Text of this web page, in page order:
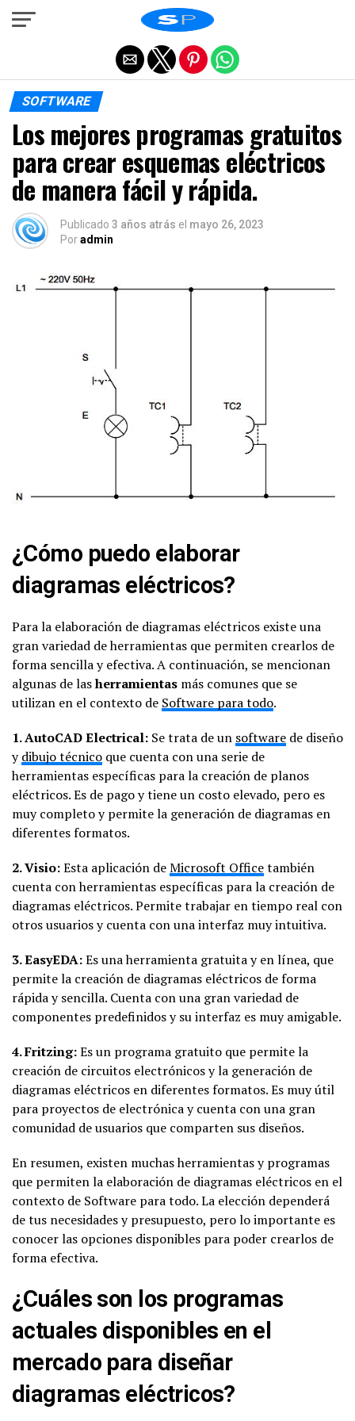
SOFTWARE
Los mejores programas gratuitos
para crear esquemas eléctricos
de manera fácil y rápida.
Publicado 3 años atrás el mayo 26, 2023
Poradmin
¿Cómo puedo elaborar
diagramas eléctricos?
Para la elaboración de diagramas eléctricos existe una
gran variedad de herramientas que permiten crearlos de
forma sencilla y efectiva. A continuación, se mencionan
algunas de lasherramientas más comunes que se
utilizan en el contexto de Software para todo.
1. AutoCAD Electrical: Se trata de un software de diseño
ydibujo técnico que cuenta con una serie de
herramientas específicas para la creación de planos
eléctricos. Es de pago y tiene un costo elevado, pero es
muy completo y permite la generación de diagramas en
diferentes formatos.
2. Visio:Esta aplicación deMicrosoft Officetambién
cuenta con herramientas específicas para la creación de
diagramas eléctricos. Permite trabajar en tiempo real con
otros usuarios y cuenta con una interfaz muy intuitiva.
3. EasyEDA:Es una herramienta gratuita y en línea, que
permite la creación de diagramas eléctricos de forma
rápida y sencilla. Cuenta con una gran variedad de
componentes predefinidos y su interfaz es muy amigable.
4. Fritzing:Es un programa gratuito que permite la
creación de circuitos electrónicos y la generación de
diagramas eléctricos en diferentes formatos. Es muy útil
para proyectos de electrónica y cuenta con una gran
comunidad de usuarios que comparten sus diseños.
En resumen, existen muchas herramientas y programas
que permiten la elaboración de diagramas eléctricos en el
contexto de Software para todo. La elección dependerá
de tus necesidades y presupuesto, pero lo importante es
conocer las opciones disponibles para poder crearlos de
forma efectiva.
¿Cuáles son los programas
actuales disponibles en el
mercado para diseñar
diagramas eléctricos?
Salir de la versión móvil